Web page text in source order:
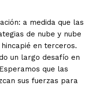
: a medida que las
de nube y nube
en terceros.
un largo desafío en
que las
sus fuerzas para